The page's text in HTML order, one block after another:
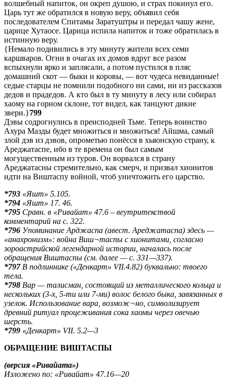
волшебный напиток, он окреп душою, и страх покинул его.
Царь тут же обратился в новую веру, объявил себя
последователем Спитамы Заратуштры и передал чашу жене,
царице Хутаосе. Царица испила напиток и тоже обратилась в
истинную веру.
{Немало подивились в эту минуту жители всех семи
каршваров. Огни в очагах их домов вдруг все разом
вспыхнули ярко и заплясали, а потом пустился в пляс
домашний скот — быки и коровы, — вот чудеса невиданные!
седые старцы не помнили подобного ни сами, ни из рассказов
дедов и прадедов. А кто был в ту минуту в лесу или собирал
хаому на горном склоне, тот видел, как танцуют дикие
звери.}799
Дэвы содрогнулись в преисподней Тьме. Теперь воинство
Ахура Мазды будет множиться и множиться! Айшма, самый
злой дэв из дэвов, опрометью понёсся в хьяонскую страну, к
Ареджатаспе, ибо в те времена он был самым
могущественным из туров. Он ворвался в страну
Ареджатасны стремительно, как смерч, и призвал хионитов
идти на Виштаспу войной, чтоб уничтожить его царство.
*793 «Яшт» 5.105.
*794 «Яшт» 17. 46.
*795 Сравн. в «Ривайат» 47.6 – веутритекствой
комментарий на с. 322.
*796 Упоминание Арджаспа (авест. Ареджатаспа) здесь —
«анахронизм»: война Виш¬таспы с хионитами, согласно
зороастрийской легендарной истории, началась после
обращения Виштаспы (см. далее — с. 331—337).
*797В подлиннике («Денкарт» VII.4.82) буквально: твоего
тела.
*798 Вар — талисман, состоящий из металлического кольца и
нескольких (3-х, 5-ти или 7-ми) волос белого быка, завязанных в
узелок. Использование вара, возмож¬но, символизирует
древний ритуал процеживания сока хаомы через овечью
шерсть.
*799 «Денкарт» VII. 5.2—3
ОБРАЩЕНИЕ ВИШТАСПЫ
(версия «Ривайата»)
Изложено по: «Ривайат» 47.16—20